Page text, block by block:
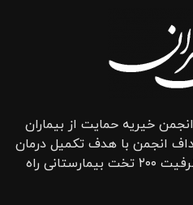
خیریه حمایت از بیماران
انجمن با هدف تکمیل درمان
بیماران مبتلا به سرطان، با ظرفیت ۲۰۰ تخت بیمارستانی راه